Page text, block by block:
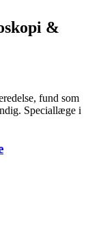
&
fund som
Speciallæge i